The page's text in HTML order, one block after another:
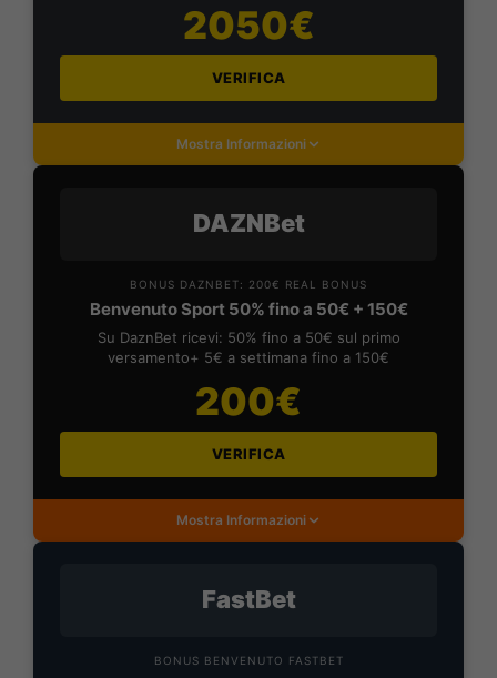
2050€
VERIFICA
Mostra Informazioni
DAZNBet
BONUS DAZNBET: 200€ REAL BONUS
Benvenuto Sport 50% fino a 50€ + 150€
Su DaznBet ricevi: 50% fino a 50€ sul primo
versamento+ 5€ a settimana fino a 150€
200€
VERIFICA
Mostra Informazioni
FastBet
BONUS BENVENUTO FASTBET